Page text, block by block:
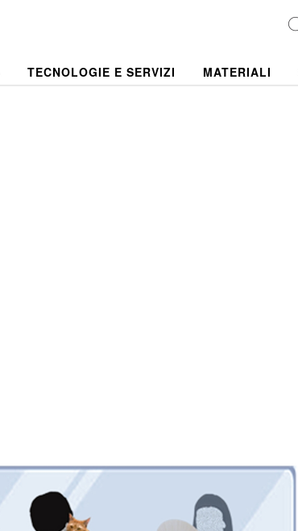
TECNOLOGIE E SERVIZI MATERIALI